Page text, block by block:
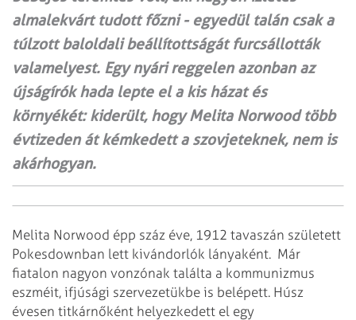
almalekvárt tudott főzni - egyedül talán csak a
túlzott baloldali beállítottságát furcsállották
valamelyest. Egy nyári reggelen azonban az
újságírók hada lepte el a kis házat és
környékét: kiderült, hogy Melita Norwood több
évtizeden át kémkedett a szovjeteknek, nem is
akárhogyan.
Melita Norwood épp száz éve, 1912 tavaszán született
Pokesdownban lett kivándorlók lányaként. Már
fiatalon nagyon vonzónak találta a kommunizmus
eszméit, ifjúsági szervezetükbe is belépett. Húsz
évesen titkárnőként helyezkedett el egy